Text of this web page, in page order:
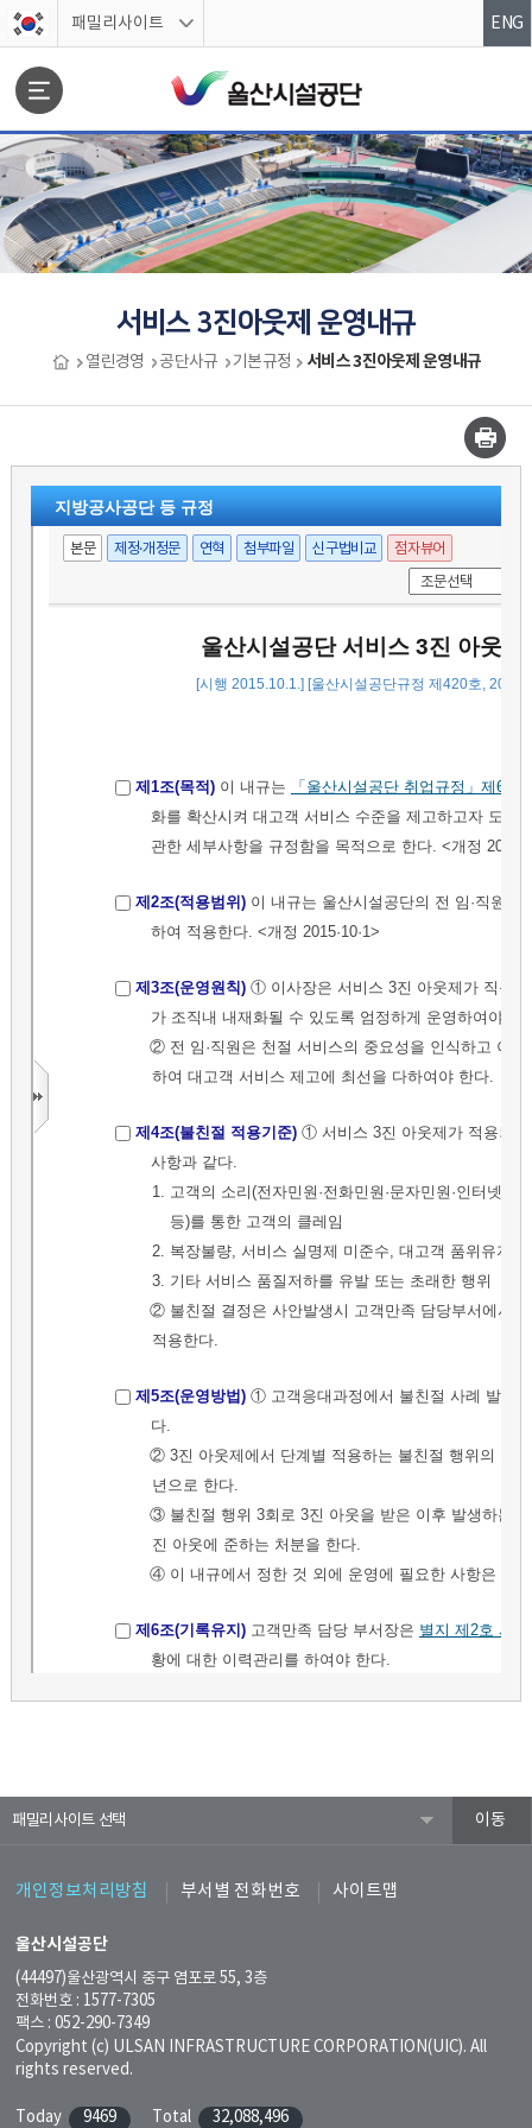
스킵네비게이션
패밀리사이트 ENG
서비스 3진아웃제 운영내규
열린경영 공단사규 기본규정 서비스 3진아웃제 운영내규
서비스 3진아웃제 운영내규 시작
패밀리사이트
개인정보처리방침 부서별 전화번호 사이트맵
울산시설공단
(44497)울산광역시 중구 염포로 55, 3층
전화번호 : 1577-7305
팩스 : 052-290-7349
Copyright (c) ULSAN INFRASTRUCTURE CORPORATION(UIC). All
rights reserved.
Today 9469 Total 32,088,496